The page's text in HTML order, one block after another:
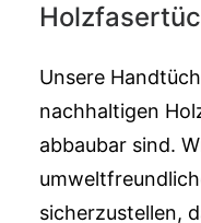
Unsere
nachhaltigen
abbaubar sind.
sicherzustellen,